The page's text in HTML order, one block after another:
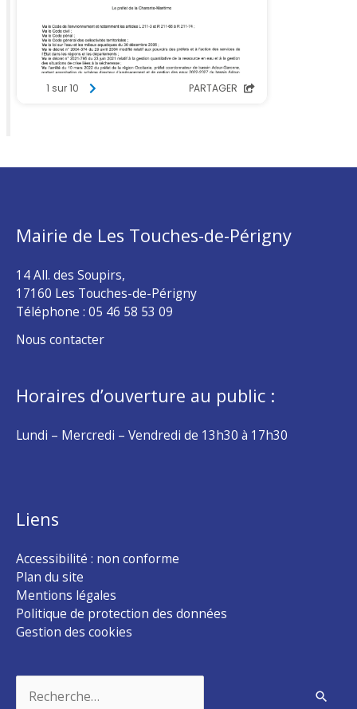
Mairie de Les Touches-de-Périgny
14 All. des Soupirs,
17160 Les Touches-de-Périgny
Téléphone : 05 46 58 53 09
Nous contacter
Horaires d’ouverture au public :
Lundi – Mercredi – Vendredi de 13h30 à 17h30
Liens
Accessibilité : non conforme
Plan du site
Mentions légales
Politique de protection des données
Gestion des cookies